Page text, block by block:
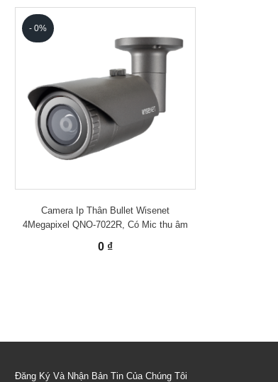
- 0%
Camera Ip Thân Bullet Wisenet
4Megapixel QNO-7022R, Có Mic thu âm
0 ₫
Đăng Ký Và Nhận Bản Tin Của Chúng Tôi